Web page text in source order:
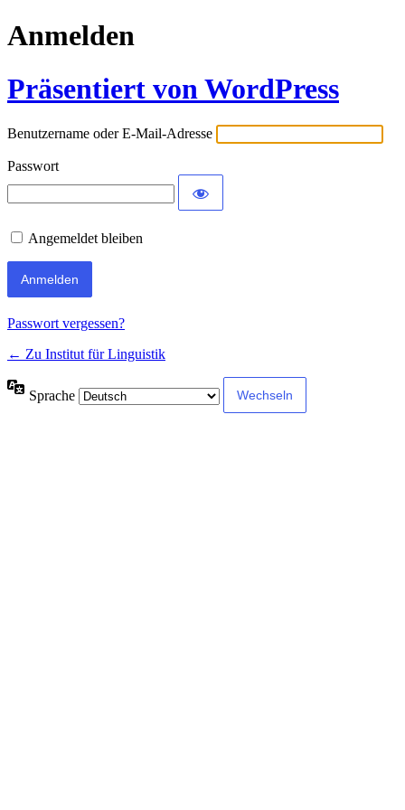
Anmelden
Präsentiert von WordPress
Benutzername oder E-Mail-Adresse
Passwort
Angemeldet bleiben
Passwort vergessen?
← Zu Institut für Linguistik
Sprache